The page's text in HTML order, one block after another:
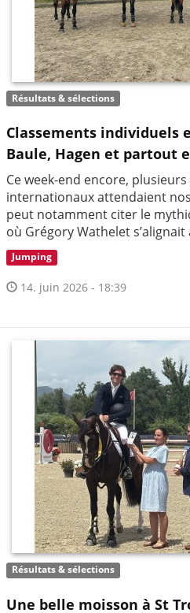
Résultats & sélections
Classements individuels
Baule, Hagen et partout
Ce week-end encore,
internationaux attendaient
peut notamment citer le
où Grégory Wathelet s’alignait
Jumping
14. juin 2026 - 18:39
Résultats & sélections
Une belle moisson à St